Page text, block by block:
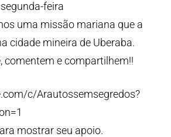
feira
uma missão mariana que a
cidade mineira de Uberaba.
comentem e compartilhem!!
c/Arautossemsegredos?
mostrar seu apoio.